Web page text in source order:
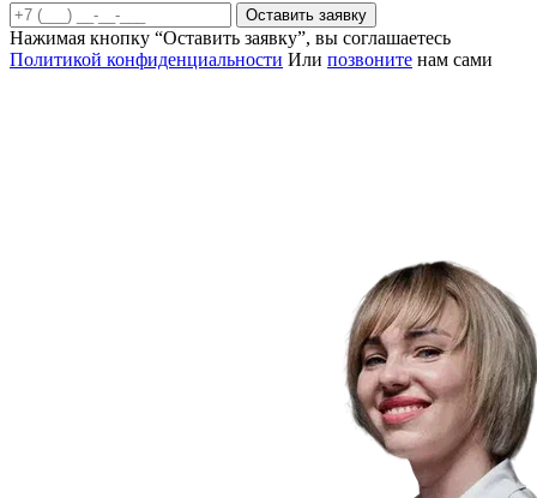
Оставить заявку
Нажимая кнопку “Оставить заявку”, вы соглашаетесь
Политикой конфиденциальности Или позвоните нам сами